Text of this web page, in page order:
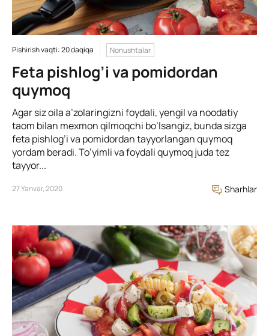
Pishirish vaqti: 20 daqiqa Nonushtalar
Feta pishlog’i va pomidordan
quymoq
Agar siz oila a’zolaringizni foydali, yengil va noodatiy
taom bilan mexmon qilmoqchi bo’lsangiz, bunda sizga
feta pishlog’i va pomidordan tayyorlangan quymoq
yordam beradi. To’yimli va foydali quymoq juda tez
tayyor...
27 Yanvar, 2020 Sharhlar